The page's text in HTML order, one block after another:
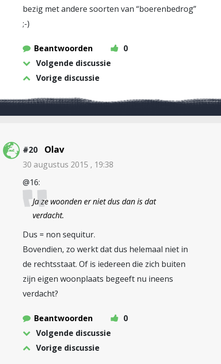
bezig met andere soorten van “boerenbedrog”
;-)
Beantwoorden
0
Volgende discussie
Vorige discussie
#20 Olav
30 augustus 2015 , 19:38
@16:
Ja ze woonden er niet dus dan is dat
verdacht.
Dus = non sequitur.
Bovendien, zo werkt dat dus helemaal niet in
de rechtsstaat. Of is iedereen die zich buiten
zijn eigen woonplaats begeeft nu ineens
verdacht?
Beantwoorden
0
Volgende discussie
Vorige discussie